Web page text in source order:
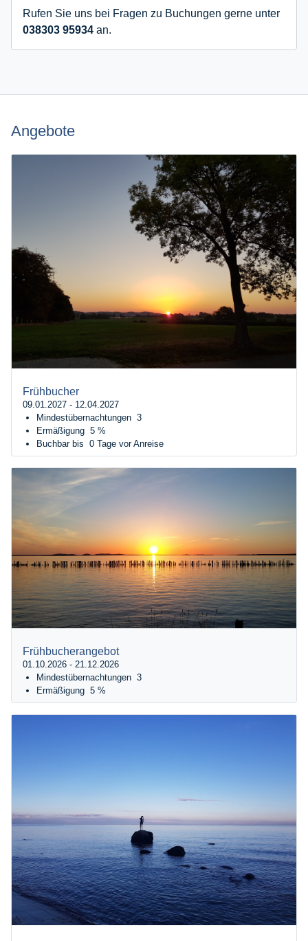
Rufen Sie uns bei Fragen zu Buchungen gerne unter
038303 95934 an.
Angebote
Frühbucher
09.01.2027 - 12.04.2027
Mindestübernachtungen 3
Ermäßigung 5 %
Buchbar bis 0 Tage vor Anreise
Frühbucherangebot
01.10.2026 - 21.12.2026
Mindestübernachtungen 3
Ermäßigung 5 %